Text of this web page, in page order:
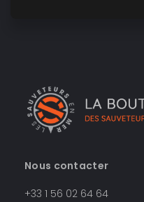
Nous contacter
+33 1 56 02 64 64